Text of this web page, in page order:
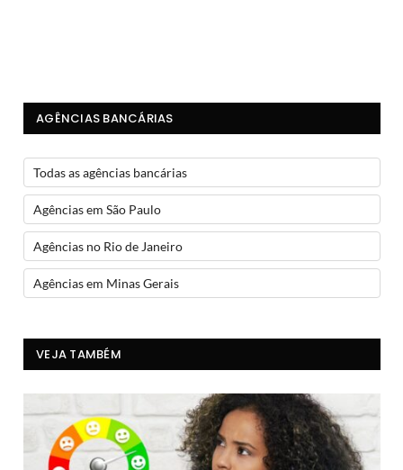
AGÊNCIAS BANCÁRIAS
Todas as agências bancárias
Agências em São Paulo
Agências no Rio de Janeiro
Agências em Minas Gerais
VEJA TAMBÉM